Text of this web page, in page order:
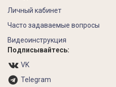
Личный кабинет
Часто задаваемые вопросы
Видеоинструкция
Подписывайтесь:
VK
Telegram